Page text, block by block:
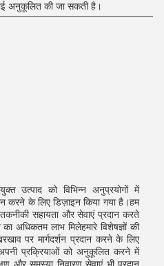
अनुकूलित की जा सकती है।
उत्पाद को विभिन्न अनुप्रयोगों में
करने के लिए डिज़ाइन किया गया है।हम
सहायता और सेवाएं प्रदान करते
अधिकतम लाभ मिलेहमारे विशेषज्ञों की
पर मार्गदर्शन प्रदान करने के लिए
प्रक्रियाओं को अनुकूलित करने में